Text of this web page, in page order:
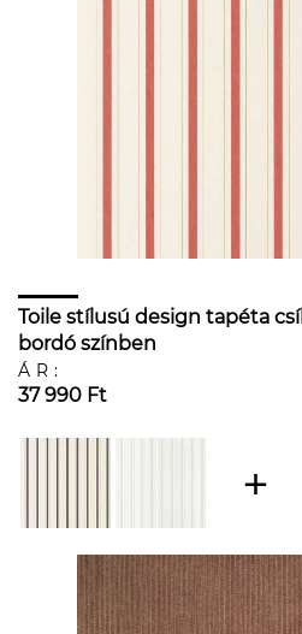
Toile stílusú design tapéta
bordó színben
ÁR:
37 990 Ft